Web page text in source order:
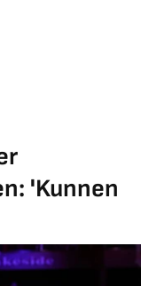
'Kunnen